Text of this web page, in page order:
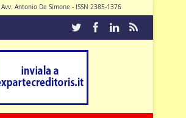
Antonio De Simone - ISSN 2385-1376